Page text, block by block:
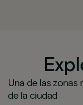
Una de las zonas
de la ciudad